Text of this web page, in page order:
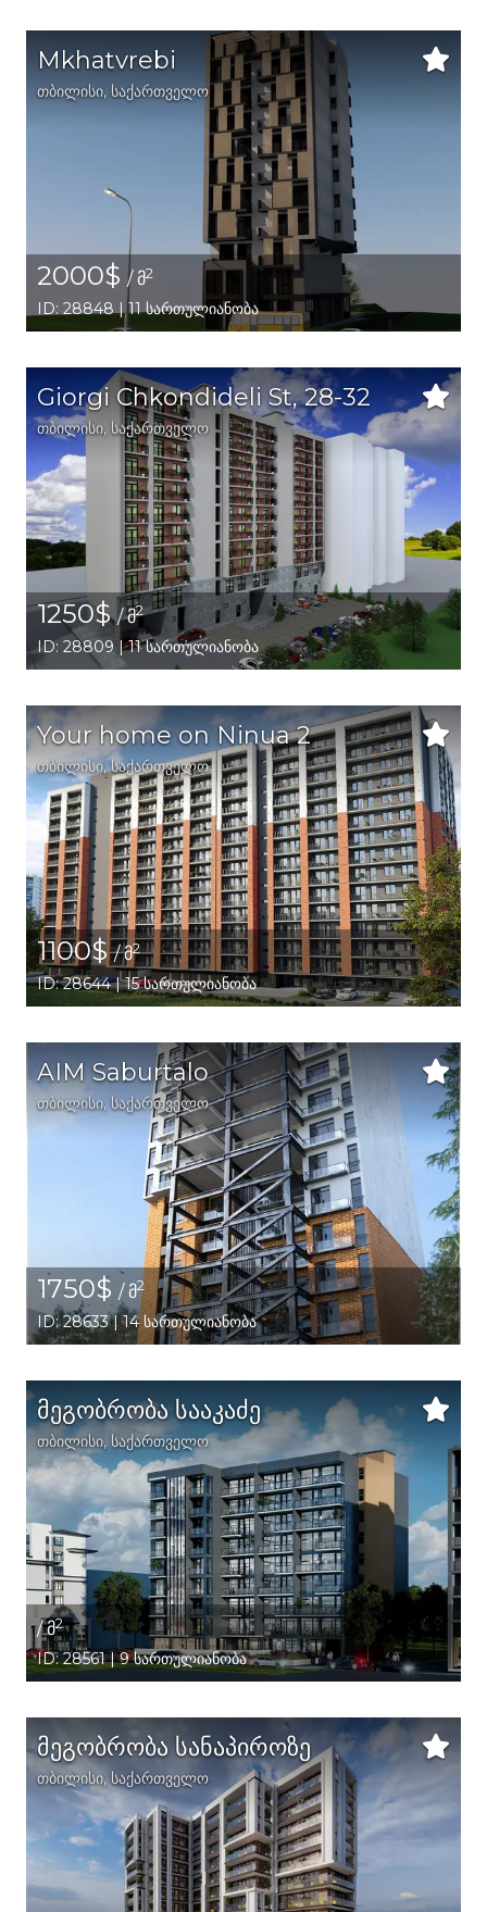
Mkhatvrebi
თბილისი, საქართველო
2000$ / მ2
ID: 28848 | 11 სართულიანობა
Giorgi Chkondideli St, 28-32
თბილისი, საქართველო
1250$/ მ2
ID: 28809 | 11 სართულიანობა
Your home on Ninua 2
თბილისი,საქართველო
1100$/ მ2
ID: 28644 | 15 სართულიანობა
AIM Saburtalo
თბილისი, საქართველო
1750$ / მ2
ID: 28633 | 14 სართულიანობა
მეგობრობა სააკაძე
თბილისი, საქართველო
/ მ2
ID: 28561 | 9 სართულიანობა
მეგობრობა სანაპიროზე
თბილისი,საქართველო